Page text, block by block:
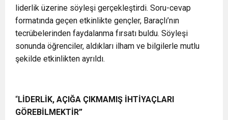
liderlik üzerine söyleşi gerçekleştirdi. Soru-cevap
formatında geçen etkinlikte gençler, Baraçlı’nın
tecrübelerinden faydalanma fırsatı buldu. Söyleşi
sonunda öğrenciler, aldıkları ilham ve bilgilerle mutlu
şekilde etkinlikten ayrıldı.
“LİDERLİK, AÇIĞA ÇIKMAMIŞ İHTİYAÇLARI
GÖREBİLMEKTİR”